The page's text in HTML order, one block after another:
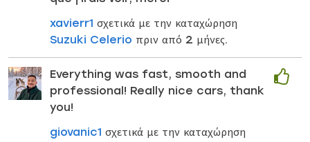
xavierr1 σχετικά με την καταχώρηση
Suzuki Celerio πριν από 2 μήνες.
Everything was fast, smooth and
professional! Really nice cars, thank
you!
giovanic1 σχετικά με την καταχώρηση